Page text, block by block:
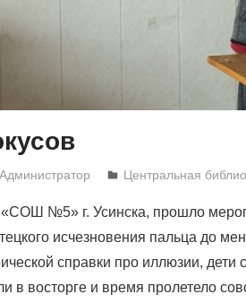
Администратор Центральная
№5» г. Усинска, прошло
исчезновения пальца до
справки про иллюзии, дети
в восторге и время пролетело